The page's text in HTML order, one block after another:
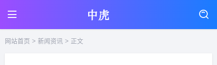
网站首页 > 新闻资讯 > 正文